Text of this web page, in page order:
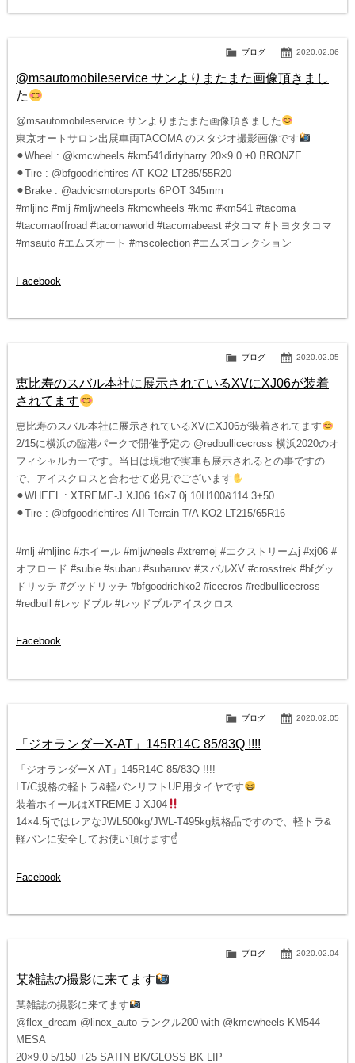
2020.02.06
ブログ
@msautomobileservice サンよりまたまた画像頂きまし
た
@msautomobileservice サンよりまたまた画像頂きました
東京オートサロン出展車両TACOMA のスタジオ撮影画像です
⚫︎Wheel : @kmcwheels #km541dirtyharry 20×9.0 ±0 BRONZE
⚫︎Tire : @bfgoodrichtires AT KO2 LT285/55R20
⚫︎Brake : @advicsmotorsports 6POT 345mm
#mljinc #mlj #mljwheels #kmcwheels #kmc #km541 #tacoma
#tacomaoffroad #tacomaworld #tacomabeast #タコマ #トヨタタコマ
#msauto #エムズオート #mscolection #エムズコレクション
Facebook
2020.02.05
ブログ
恵比寿のスバル本社に展示されているXVにXJ06が装着
されてます
恵比寿のスバル本社に展示されているXVにXJ06が装着されてます
2/15に横浜の臨港パークで開催予定の @redbullicecross 横浜2020のオ
フィシャルカーです。当日は現地で実車も展示されるとの事ですの
で、アイスクロスと合わせて必見でございます
⚫︎WHEEL : XTREME-J XJ06 16×7.0j 10H100&114.3+50
⚫︎Tire : @bfgoodrichtires AII-Terrain T/A KO2 LT215/65R16
#mlj #mljinc #ホイール #mljwheels #xtremej #エクストリームj #xj06 #
オフロード #subie #subaru #subaruxv #スバルXV #crosstrek #bfグッ
ドリッチ #グッドリッチ #bfgoodrichko2 #icecros #redbullicecross
#redbull #レッドブル #レッドブルアイスクロス
Facebook
2020.02.05
ブログ
「ジオランダーX-AT」145R14C 85/83Q !!!!
「ジオランダーX-AT」145R14C 85/83Q !!!!
LT/C規格の軽トラ&軽バンリフトUP用タイヤです
装着ホイールはXTREME-J XJ04
14×4.5jではレアなJWL500kg/JWL-T495kg規格品ですので、軽トラ&
軽バンに安全してお使い頂けます☝️
Facebook
2020.02.04
ブログ
某雑誌の撮影に来てます
某雑誌の撮影に来てます
@flex_dream @linex_auto ランクル200 with @kmcwheels KM544
MESA
20×9.0 5/150 +25 SATIN BK/GLOSS BK LIP